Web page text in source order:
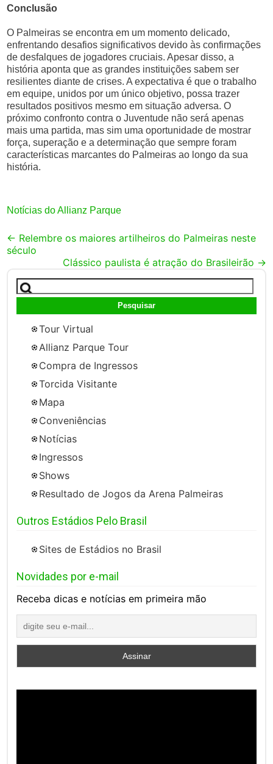
Conclusão
O Palmeiras se encontra em um momento delicado,
enfrentando desafios significativos devido às confirmações
de desfalques de jogadores cruciais. Apesar disso, a
história aponta que as grandes instituições sabem ser
resilientes diante de crises. A expectativa é que o trabalho
em equipe, unidos por um único objetivo, possa trazer
resultados positivos mesmo em situação adversa. O
próximo confronto contra o Juventude não será apenas
mais uma partida, mas sim uma oportunidade de mostrar
força, superação e a determinação que sempre foram
características marcantes do Palmeiras ao longo da sua
história.
Notícias do Allianz Parque
Post
navigation
← Relembre os maiores artilheiros do Palmeiras neste
século
Clássico paulista é atração do Brasileirão →
Pesquisar
por:
Tour Virtual
Allianz Parque Tour
Compra de Ingressos
Torcida Visitante
Mapa
Conveniências
Notícias
Ingressos
Shows
Resultado de Jogos da Arena Palmeiras
Outros Estádios Pelo Brasil
Sites de Estádios no Brasil
Novidades por e-mail
Receba dicas e notícias em primeira mão